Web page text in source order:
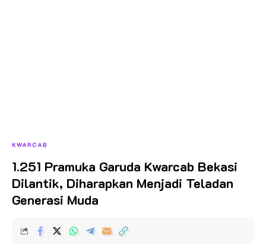
KWARCAB
1.251 Pramuka Garuda Kwarcab Bekasi
Dilantik, Diharapkan Menjadi Teladan
Generasi Muda